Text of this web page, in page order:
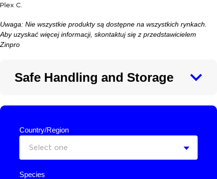
Plex C.
Uwaga: Nie wszystkie produkty są dostępne na wszystkich rynkach.
Aby uzyskać więcej informacji, skontaktuj się z przedstawicielem
Zinpro
Safe Handling and Storage
Country/Region
Select one
Species